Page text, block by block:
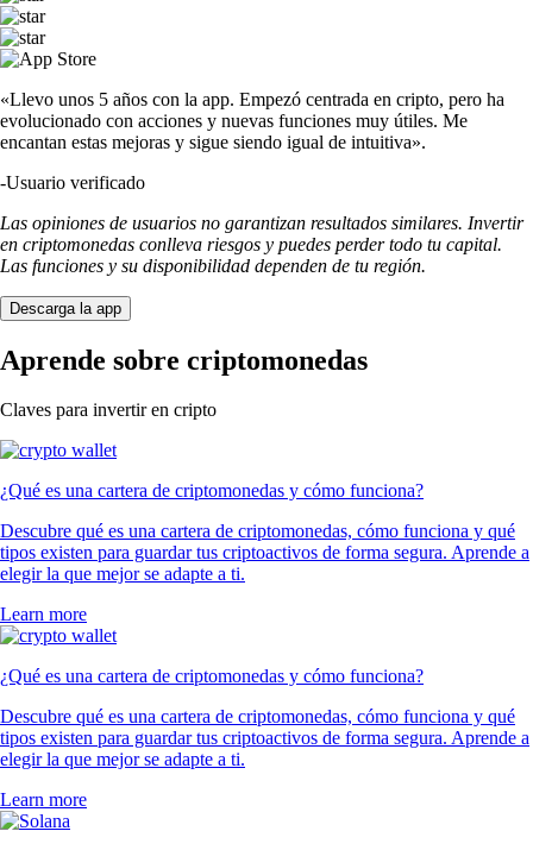
«Llevo unos 5 años con la app. Empezó centrada en cripto, pero ha
evolucionado con acciones y nuevas funciones muy útiles. Me
encantan estas mejoras y sigue siendo igual de intuitiva».
-Usuario verificado
Las opiniones de usuarios no garantizan resultados similares. Invertir
en criptomonedas conlleva riesgos y puedes perder todo tu capital.
Las funciones y su disponibilidad dependen de tu región.
Descarga la app
Aprende sobre criptomonedas
Claves para invertir en cripto
¿Qué es una cartera de criptomonedas y cómo funciona?
Descubre qué es una cartera de criptomonedas, cómo funciona y qué
tipos existen para guardar tus criptoactivos de forma segura. Aprende a
elegir la que mejor se adapte a ti.
Learn more
¿Qué es una cartera de criptomonedas y cómo funciona?
Descubre qué es una cartera de criptomonedas, cómo funciona y qué
tipos existen para guardar tus criptoactivos de forma segura. Aprende a
elegir la que mejor se adapte a ti.
Learn more